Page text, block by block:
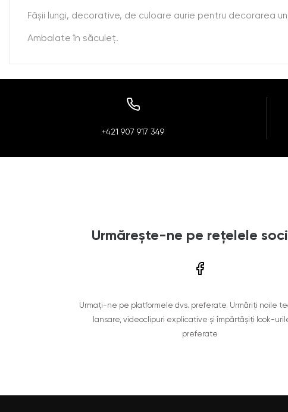
Fâşii lungi, decorative, de culoare aurie pentru decorarea
Ambalate în săculeţ.
+421 907 917 349
Urmărește-ne pe rețelele
Urmați-ne pe platformele dvs. preferate. Urmăriți noile
lansare, videoclipuri explicative și împărtășiți look-
preferate